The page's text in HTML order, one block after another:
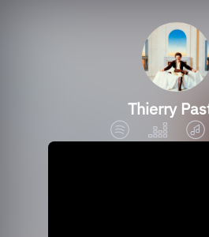
Thierry